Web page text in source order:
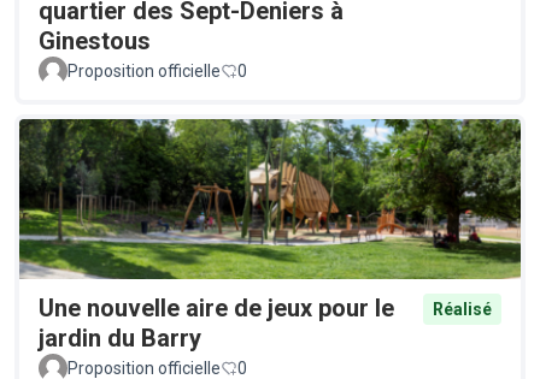
quartier des Sept-Deniers à
Ginestous
Proposition officielle 0
Une nouvelle aire de jeux pour le
jardin du Barry
Réalisé
Proposition officielle 0